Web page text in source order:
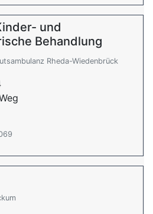
und
Behandlung
Rheda-Wiedenbrück